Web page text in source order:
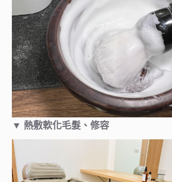
▼ 熱敷軟化毛髮、修容